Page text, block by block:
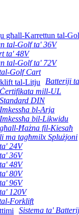
tal-Golf ta' 36V
ta' 48V
tal-Golf ta' 72V
Golf Cart
Batteriji
mill-UL
DIN
bl-Arja
bil-Likwidu
Ħażna fil-Kiesaħ
ma tagħmilx Splużjoni
24V
36V
48V
80V
96V
120V
Forklift
Sistema ta'